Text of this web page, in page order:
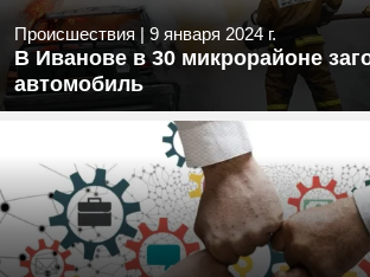
Происшествия | 9 января 2024 г.
В Иванове в 30 микрорайоне
автомобиль